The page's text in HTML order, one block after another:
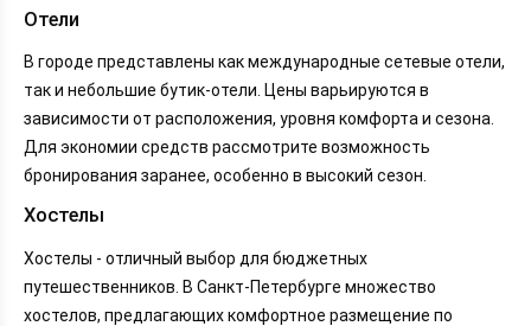
Отели
В городе представлены как международные сетевые отели,
так и небольшие бутик-отели. Цены варьируются в
зависимости от расположения, уровня комфорта и сезона.
Для экономии средств рассмотрите возможность
бронирования заранее, особенно в высокий сезон.
Хостелы
Хостелы - отличный выбор для бюджетных
путешественников. В Санкт-Петербурге множество
хостелов, предлагающих комфортное размещение по